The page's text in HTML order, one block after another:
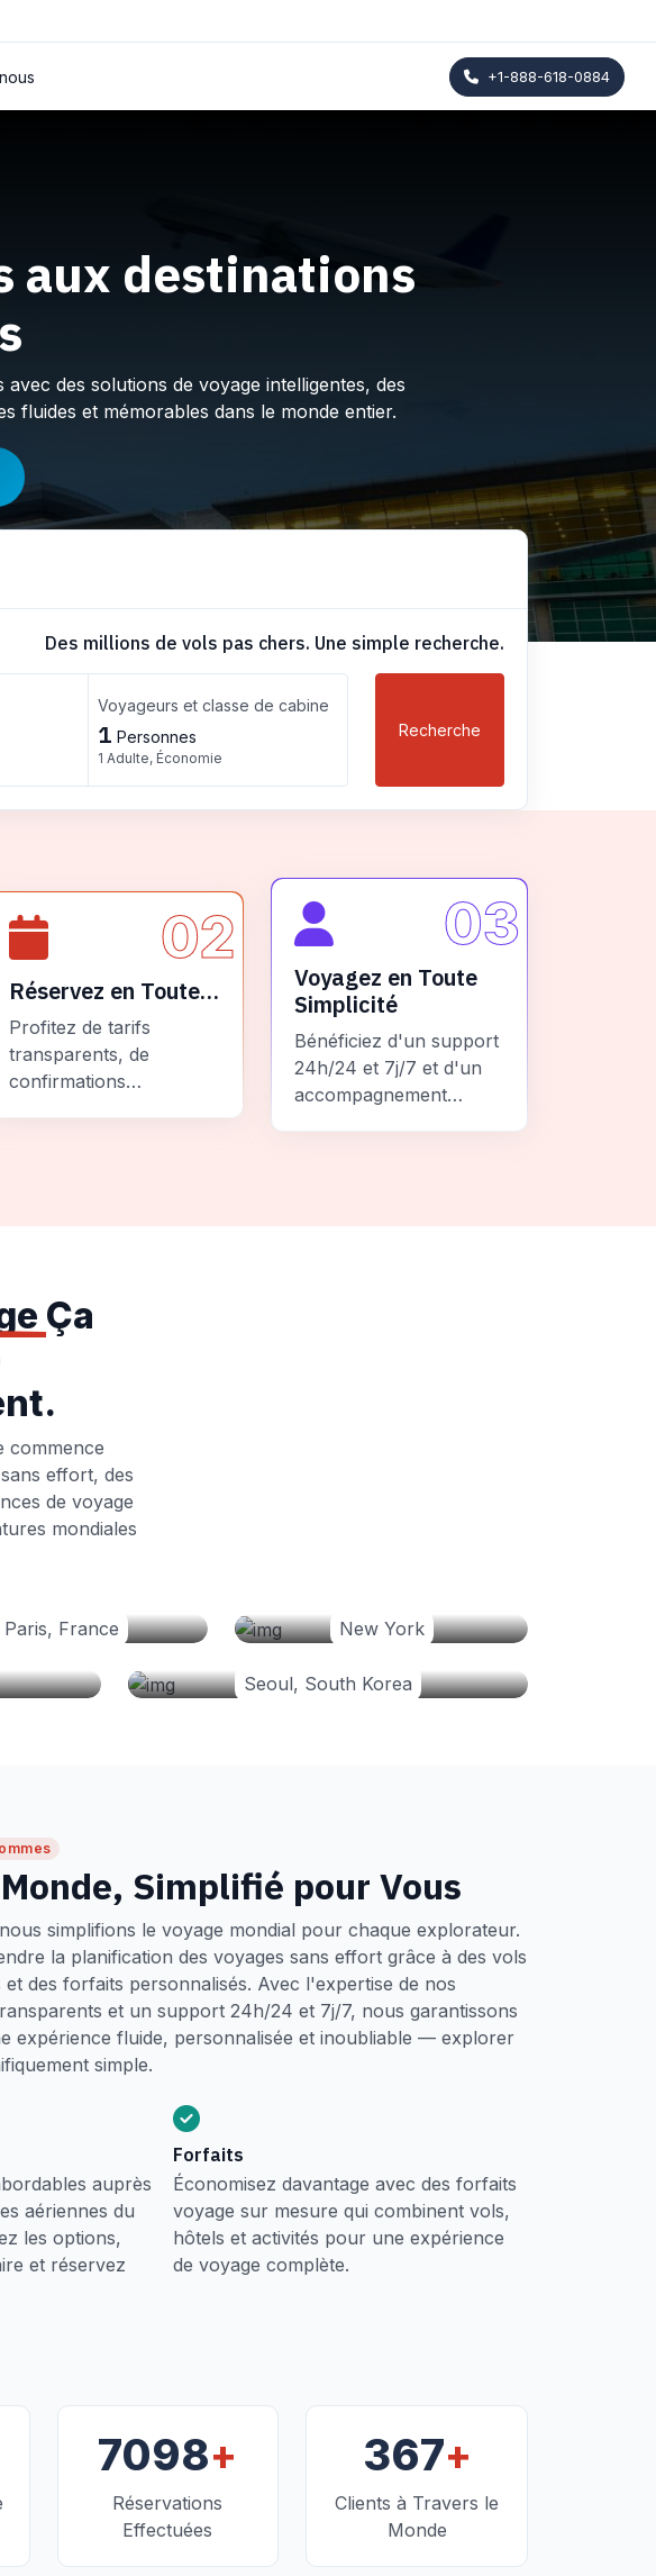
+1-888-618-0884
aux destinations
des solutions de voyage intelligentes, des
fluides et mémorables dans le monde entier.
Des millions de vols pas chers. Une simple recherche.
Voyageurs et classe de cabine
1 Personnes
1 Adulte, Économie
Recherche
02
Réservez en Toute
Sécurité
Profitez de tarifs
transparents, de
confirmations
03
Voyagez en Toute
Simplicité
Bénéficiez d'un support
24h/24 et 7j/7 et d'un
accompagnement
Ça
commence
effort, des
de voyage
mondiales
Paris, France New York
Seoul, South Korea
Simplifié pour Vous
simplifions le voyage mondial pour chaque explorateur.
la planification des voyages sans effort grâce à des vols
des forfaits personnalisés. Avec l'expertise de nos
et un support 24h/24 et 7j/7, nous garantissons
expérience fluide, personnalisée et inoubliable — explorer
simple.
auprès
aériennes du
les options,
et réservez
Forfaits
Économisez davantage avec des forfaits
voyage sur mesure qui combinent vols,
hôtels et activités pour une expérience
de voyage complète.
7098+
Réservations
Effectuées
367+
Clients à Travers le
Monde